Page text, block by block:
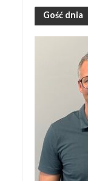
Gość dnia